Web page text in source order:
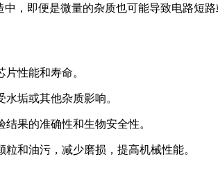
，即便是微量的杂质也可能导致电路短路
性能和寿命。
垢或其他杂质影响。
果的准确性和生物安全性。
和油污，减少磨损，提高机械性能。